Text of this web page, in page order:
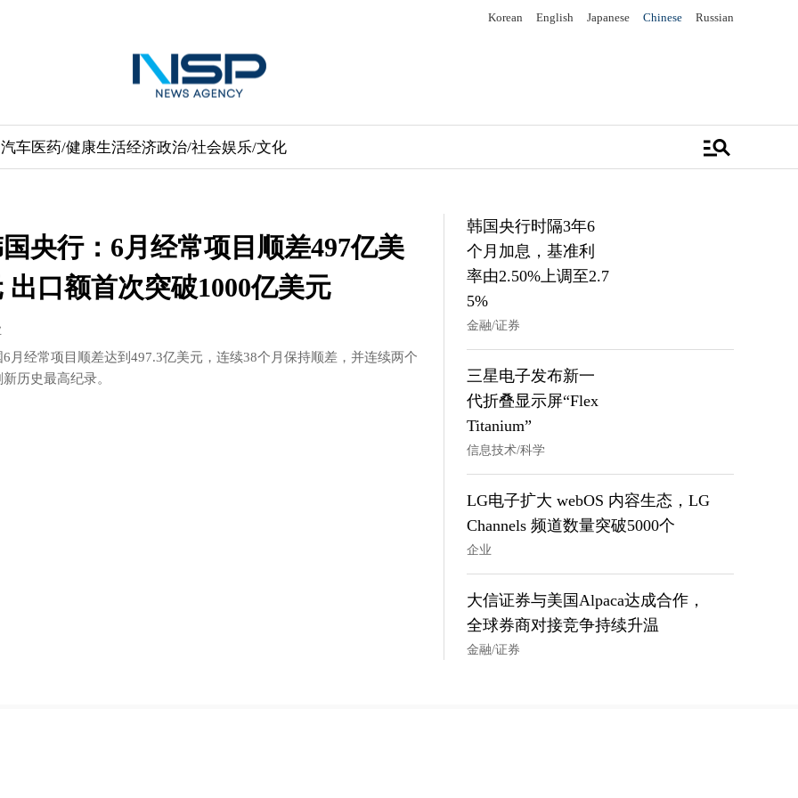
Korean English Japanese Chinese Russian
汽车医药/健康生活经济政治/社会娱乐/文化 manage_search
央行：6月经常项目顺差497亿美
出口额首次突破1000亿美元
6月经常项目顺差达到497.3亿美元，连续38个月保持顺差，并连续两个
新历史最高纪录。
韩国央行时隔3年6
个月加息，基准利
率由2.50%上调至2.7
5%
金融/证券
三星电子发布新一
代折叠显示屏“Flex
Titanium”
信息技术/科学
LG电子扩大 webOS 内容生态，LG
Channels 频道数量突破5000个
企业
大信证券与美国Alpaca达成合作，
全球券商对接竞争持续升温
金融/证券